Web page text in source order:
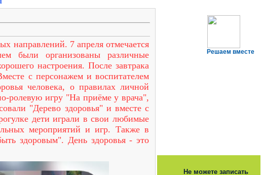
направлений. 7 апреля отмечается
были организованы различные
настроения. После завтрака
с персонажем и воспитателем
человека, о правилах личной
ролевую игру "На приёме у врача",
"Дерево здоровья" и вместе с
дети играли в свои любимые
мероприятий и игр. Также в
здоровым". День здоровья - это
Решаем вместе
Не можете записать